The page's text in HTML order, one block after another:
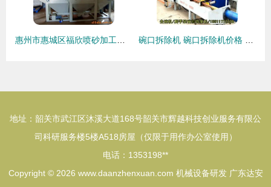
地址：韶关市武江区沐溪大道168号韶关市辉越科技创业服务有限公
司科研服务楼5楼A518房屋（仅限于用作办公室使用）
电话：1353198**
Copyright © 2026 www.daanzhenxuan.com 机械设备研发 广东达安